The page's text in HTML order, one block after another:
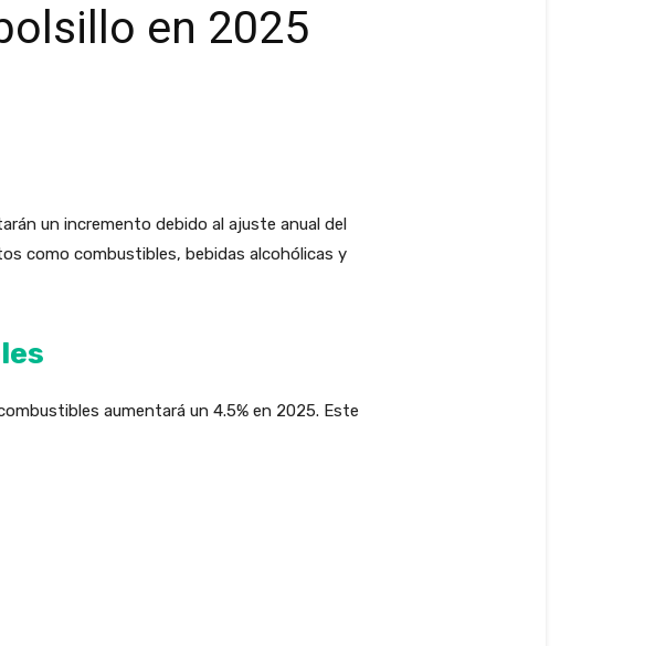
en 2025
un incremento debido al ajuste anual del
como combustibles, bebidas alcohólicas y
aumentará un 4.5% en 2025. Este